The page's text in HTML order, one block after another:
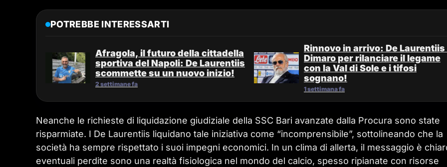
POTREBBE INTERESSARTI
Afragola, il futuro della cittadella
sportiva del Napoli: De Laurentiis
scommette su un nuovo inizio!
2 settimane fa
Rinnovo in arrivo: De Laurentiis
Dimaro per rilanciare il legame
con la Val di Sole e i tifosi
sognano!
1 settimana fa
Neanche le richieste di liquidazione giudiziale della SSC Bari avanzate dalla Procura sono state
risparmiate. I De Laurentiis liquidano tale iniziativa come “incomprensibile”, sottolineando che la
società ha sempre rispettato i suoi impegni economici. In un clima di allerta, il messaggio è
eventuali perdite sono una realtà fisiologica nel mondo del calcio, spesso ripianate con risorse